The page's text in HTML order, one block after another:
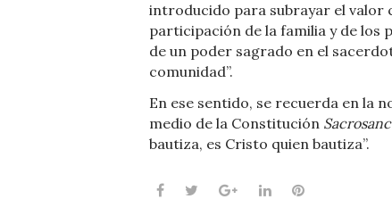
introducido para subrayar el valor
participación de la familia y de los
de un poder sagrado en el
comunidad”.
En ese sentido, se recuerda en la
medio de la Constitución
bautiza, es Cristo quien bautiza”.
Facebook
TwitterGoogle+LinkedInPinterest